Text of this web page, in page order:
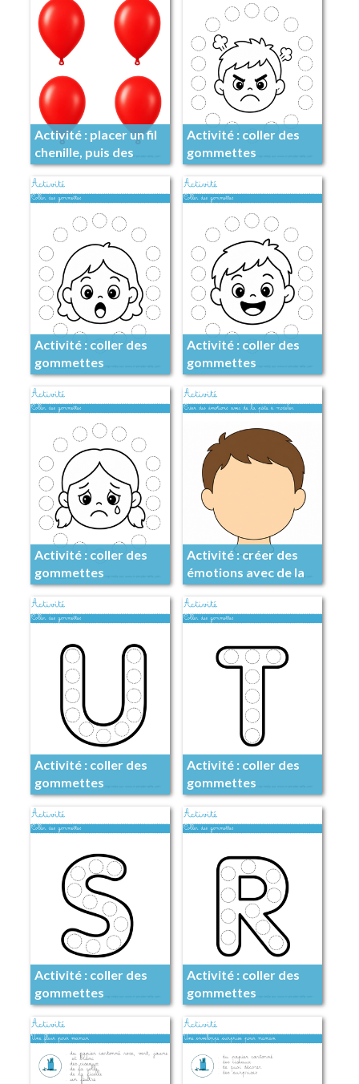
Activité : placer un fil
chenille, puis des
perles
Activité : coller des
gommettes
Activité : coller des
gommettes
Activité : coller des
gommettes
Activité : coller des
gommettes
Activité : créer des
émotions avec de la
pâte à modeler
Activité : coller des
gommettes
Activité : coller des
gommettes
Activité : coller des
gommettes
Activité : coller des
gommettes